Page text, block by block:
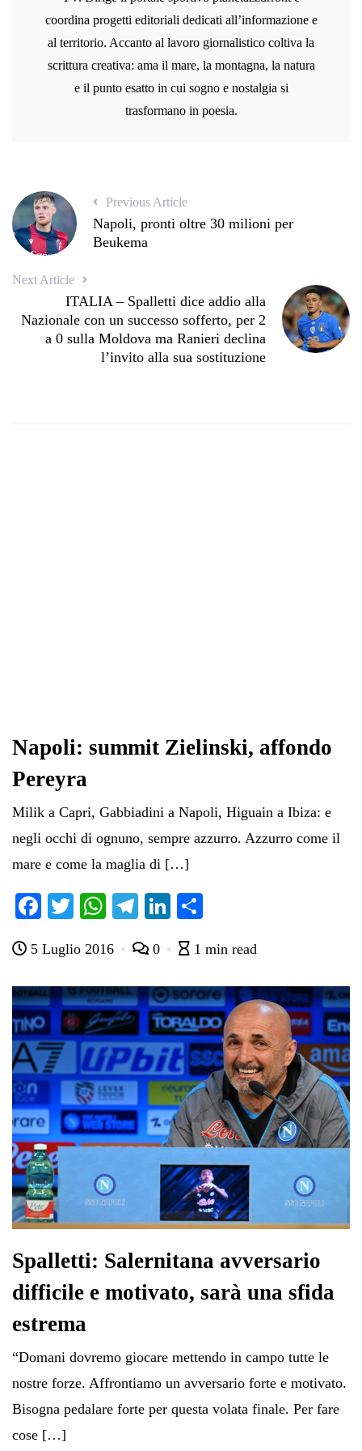
coordina progetti editoriali dedicati all’informazione e
al territorio. Accanto al lavoro giornalistico coltiva la
scrittura creativa: ama il mare, la montagna, la natura
e il punto esatto in cui sogno e nostalgia si
trasformano in poesia.
Previous Article
Napoli, pronti oltre 30 milioni per
Beukema
Next Article
ITALIA – Spalletti dice addio alla
Nazionale con un successo sofferto, per 2
a 0 sulla Moldova ma Ranieri declina
l’invito alla sua sostituzione
Napoli: summit Zielinski, affondo
Pereyra
Milik a Capri, Gabbiadini a Napoli, Higuain a Ibiza: e
negli occhi di ognuno, sempre azzurro. Azzurro come il
mare e come la maglia di […]
Fa
bo
ok
T
tte
r
W
ts
A
pp
Te
gr
a
m
Li
ed
In
di
vi
di
5 Luglio 2016 0 1 min read
Spalletti: Salernitana avversario
difficile e motivato, sarà una sfida
estrema
“Domani dovremo giocare mettendo in campo tutte le
nostre forze. Affrontiamo un avversario forte e motivato.
Bisogna pedalare forte per questa volata finale. Per fare
cose […]